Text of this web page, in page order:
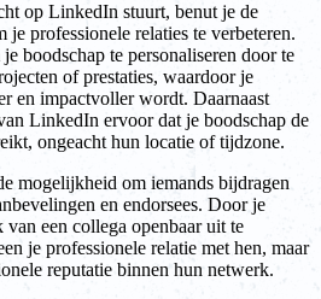
op LinkedIn stuurt, benut je de
professionele relaties te verbeteren.
boodschap te personaliseren door te
of prestaties, waardoor je
en impactvoller wordt. Daarnaast
LinkedIn ervoor dat je boodschap de
ongeacht hun locatie of tijdzone.
mogelijkheid om iemands bijdragen
en endorsees. Door je
een collega openbaar uit te
je professionele relatie met hen, maar
reputatie binnen hun netwerk.